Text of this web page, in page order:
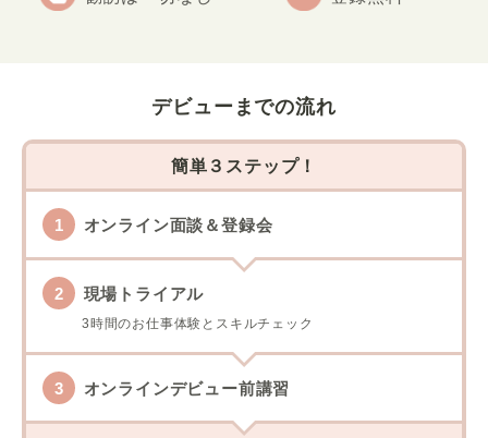
デビューまでの流れ
簡単３ステップ！
オンライン面談＆登録会
現場トライアル
3時間のお仕事体験とスキルチェック
オンラインデビュー前講習